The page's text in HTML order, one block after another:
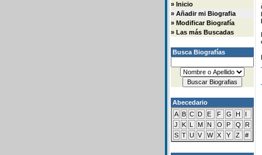
» Inicio
» Añadir mi Biografia
» Modificar Biografía
» Las más Buscadas
Busca Biografías
Abecedario
A B C D E F G H
I
J
K L M N O P Q
R
S T U V W X Y Z #